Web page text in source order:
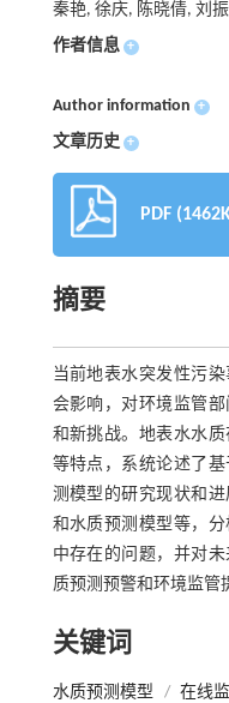
秦艳, 徐庆, 陈晓倩, 刘
作者信息 +
Author information +
文章历史 +
PDF
摘要
当前地表水突发性污
会影响，对环境监管
和新挑战。地表水水
等特点，系统论述了
测模型的研究现状和
和水质预测模型等，
中存在的问题，并对
质预测预警和环境监管
关键词
水质预测模型 / 在线